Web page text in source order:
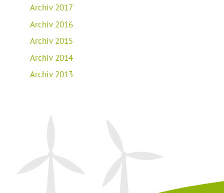
Archiv 2017
Archiv 2016
Archiv 2015
Archiv 2014
Archiv 2013